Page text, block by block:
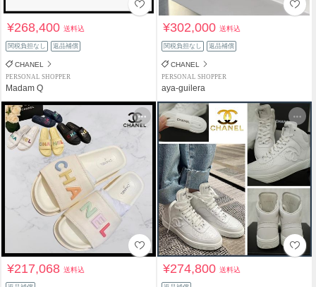
¥268,400送料込
関税負担なし 返品補償
CHANEL
PERSONAL SHOPPER
Madam Q
¥302,000送料込
関税負担なし 返品補償
CHANEL
PERSONAL SHOPPER
aya-guilera
¥217,068送料込 ¥274,800送料込